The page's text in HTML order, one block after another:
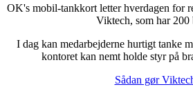
OK's mobil-tankkort letter hverdagen for
Viktech, som har 200
I dag kan medarbejderne hurtigt tanke
kontoret kan nemt holde styr på
Sådan gør